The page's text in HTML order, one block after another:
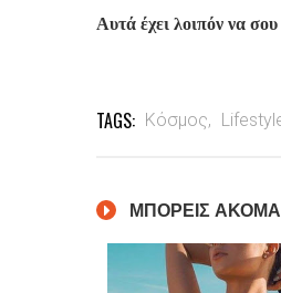
Αυτά έχει λοιπόν να
TAGS: Κόσμος,
ΜΠΟΡΕΙΣ ΑΚΟΜΑ